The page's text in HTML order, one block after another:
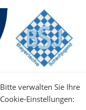
Bitte verwalten Sie Ihre
Cookie-Einstellungen: